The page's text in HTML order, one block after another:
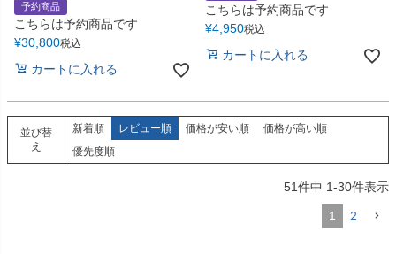
予約商品
こちらは予約商品です
¥30,800税込
カートに入れる
こちらは予約商品です
¥4,950税込
カートに入れる
並び替
え
新着順 レビュー順 価格が安い順
価格が高い順
優先度順
51件中 1-30件表示
1 2